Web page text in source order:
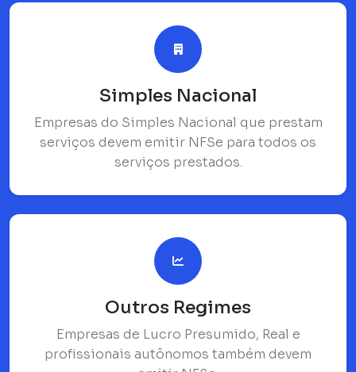
Simples Nacional
Empresas do Simples Nacional que prestam
serviços devem emitir NFSe para todos os
serviços prestados.
Outros Regimes
Empresas de Lucro Presumido, Real e
profissionais autônomos também devem